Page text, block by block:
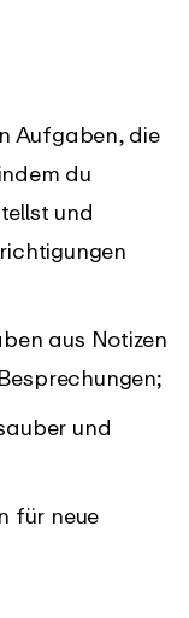
Aufgaben, die
du
und
aus Notizen
und
für neue